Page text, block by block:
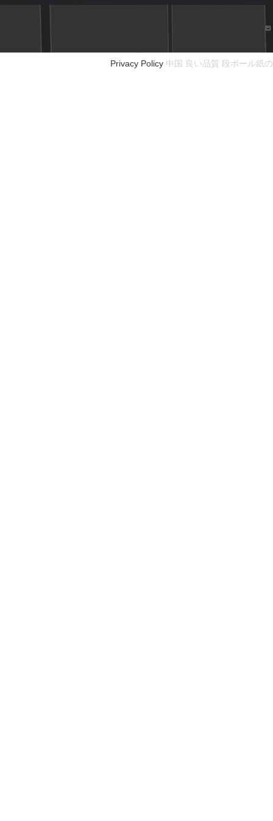
Privacy Policy 中国 良い品質 段ボール紙